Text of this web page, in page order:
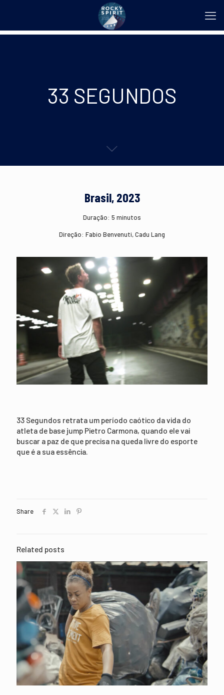
33 SEGUNDOS
Brasil, 2023
Duração: 5 minutos
Direção: Fabio Benvenuti, Cadu Lang
33 Segundos retrata um período caótico da vida do
atleta de base jump Pietro Carmona, quando ele vai
buscar a paz de que precisa na queda livre do esporte
que é a sua essência.
Share
Related posts